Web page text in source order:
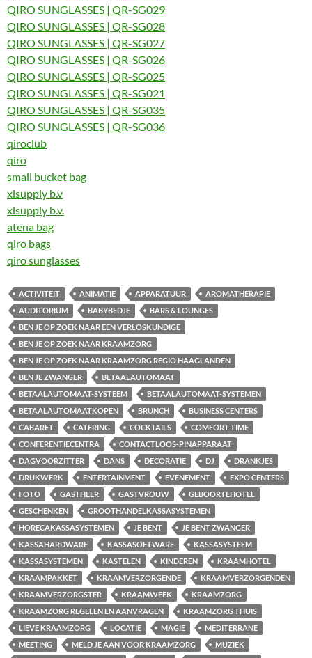
QIRO SUNGLASSES | QR-SG029
QIRO SUNGLASSES | QR-SG028
QIRO SUNGLASSES | QR-SG027
QIRO SUNGLASSES | QR-SG026
QIRO SUNGLASSES | QR-SG025
QIRO SUNGLASSES | QR-SG021
QIRO SUNGLASSES | QR-SG035
QIRO SUNGLASSES | QR-SG036
qiroclub
qiro
small bucket bag
xlsupply b.v
xlsupply b.v.
atena bag
qiro bags
qiro sunglasses
ACTIVITEIT ANIMATIE APPARATUUR
AROMATHERAPIE
AUDITORIUM
BABYBEDJE
BARS & LOUNGES
BEN JE OP ZOEK NAAR EEN VERLOSKUNDIGE
BEN JE OP ZOEK NAAR KRAAMZORG
BEN JE OP ZOEK NAAR KRAAMZORG REGIO HAAGLANDEN
BEN JE ZWANGER
BETAALAUTOMAAT
BETAALAUTOMAAT-SYSTEEM
BETAALAUTOMAAT-SYSTEMEN
BETAALAUTOMAATKOPEN
BRUNCH
BUSINESS CENTERS
CABARET
CATERING COCKTAILS
COMFORT TIME
CONFERENTIECENTRA
CONTACTLOOS-PINAPPARAAT
DAGVOORZITTER
DANS DECORATIE DJ
DRANKJES
DRUKWERK
ENTERTAINMENT EVENEMENT
EXPO CENTERS
FOTO
GASTHEER GASTVROUW
GEBOORTEHOTEL
GESCHENKEN
GROOTHANDELKASSASYSTEMEN
HORECAKASSASYSTEMEN
JE BENT
JE BENT ZWANGER
KASSAHARDWARE
KASSASOFTWARE
KASSASYSTEEM
KASSASYSTEMEN
KASTELEN KINDEREN
KRAAMHOTEL
KRAAMPAKKET
KRAAMVERZORGENDE
KRAAMVERZORGENDEN
KRAAMVERZORGSTER
KRAAMWEEK
KRAAMZORG
KRAAMZORG REGELEN EN AANVRAGEN
KRAAMZORG THUIS
LIEVE KRAAMZORG
LOCATIE MAGIE
MEDITERRANE
MEETING
MELD JE AAN VOOR KRAAMZORG
MUZIEK